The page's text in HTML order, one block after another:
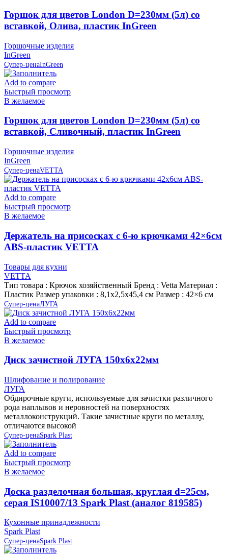
Горшок для цветов London D=230мм (5л) со
вставкой, Олива, пластик InGreen
Горшочные изделия
InGreen
Супер-ценаInGreen
Add to compare
Быстрый просмотр
В желаемое
Горшок для цветов London D=230мм (5л) со
вставкой, Сливочный, пластик InGreen
Горшочные изделия
InGreen
Супер-ценаVETTA
Add to compare
Быстрый просмотр
В желаемое
Держатель на присосках с 6-ю крючками 42×6см
ABS-пластик VETTA
Товары для кухни
VETTA
Тип товара : Крючок хозяйственный Бренд : Vetta Материал :
Пластик Размер упаковки : 8,1х2,5х45,4 см Размер : 42×6 см
Супер-ценаЛУГА
Add to compare
Быстрый просмотр
В желаемое
Диск зачистной ЛУГА 150х6х22мм
Шлифование и полирование
ЛУГА
Обдирочные круги, используемые для зачистки различного
рода наплывов и неровностей на поверхностях
металлоконструкций. Такие зачистные круги по металлу,
отличаются высокой
Супер-ценаSpark Plast
Add to compare
Быстрый просмотр
В желаемое
Доска разделочная большая, круглая d=25см,
серая IS10007/13 Spark Plast (аналог 819585)
Кухонные принадлежности
Spark Plast
Супер-ценаSpark Plast